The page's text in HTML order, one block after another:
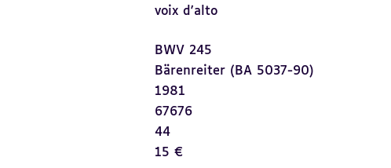
voix d'alto
BWV 245
Bärenreiter (BA 5037-90)
1981
67676
44
15 €